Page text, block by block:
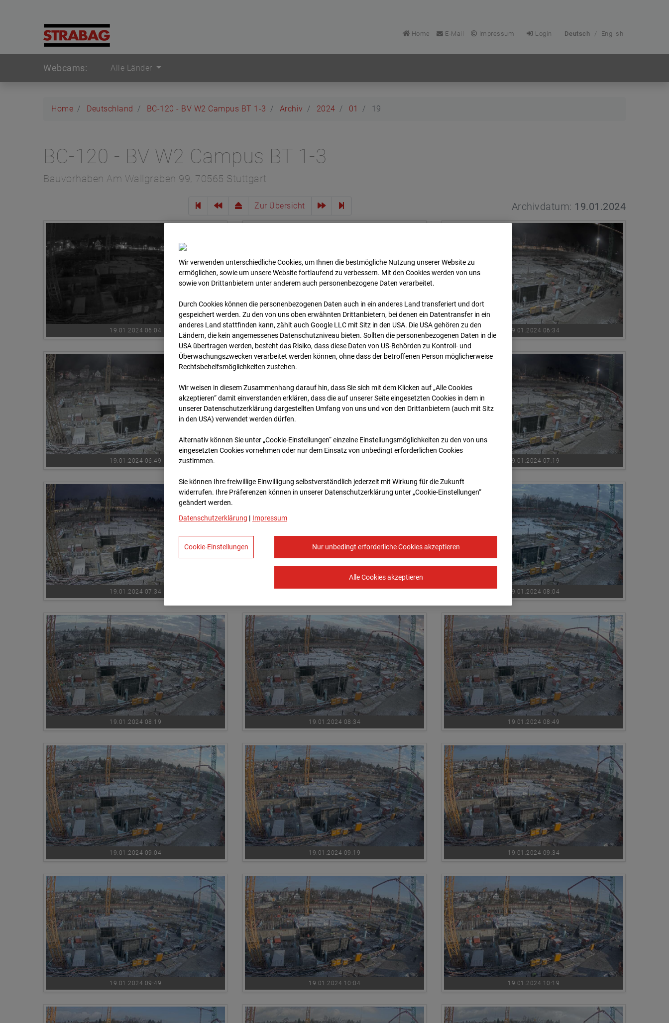
Home E-Mail Impressum Login Deutsch / English
Webcams: Alle Länder
Home Deutschland BC-120 - BV W2 Campus BT 1-3 Archiv 2024 01 19
BC-120 - BV W2 Campus BT 1-3
Bauvorhaben Am Wallgraben 99, 70565 Stuttgart
Zur Übersicht Archivdatum: 19.01.2024
19.01.2024 06:04 19.01.2024 06:19 19.01.2024 06:34
19.01.2024 06:49 19.01.2024 07:19
19.01.2024 07:34 19.01.2024 08:04
19.01.2024 08:19 19.01.2024 08:34 19.01.2024 08:49
19.01.2024 09:04 19.01.2024 09:19 19.01.2024 09:34
19.01.2024 09:49 19.01.2024 10:04 19.01.2024 10:19
Wir verwenden unterschiedliche Cookies, um Ihnen die best­mögliche Nutzung unserer Website zu
ermöglichen, sowie um unsere Website fortlaufend zu verbessern. Mit den Cookies werden von uns
sowie von Drittanbietern unter anderem auch personenbezogene Daten verarbeitet.
Durch Cookies können die personenbezogenen Daten auch in ein anderes Land transferiert und dort
gespeichert werden. Zu den von uns oben erwähnten Drittanbietern, bei denen ein Datentransfer in ein
anderes Land stattfinden kann, zählt auch Google LLC mit Sitz in den USA. Die USA gehören zu den
Ländern, die kein angemessenes Datenschutzniveau bieten. Sollten die personenbezogenen Daten in die
USA übertragen werden, besteht das Risiko, dass diese Daten von US-Behörden zu Kontroll- und
Überwachungszwecken verarbeitet werden können, ohne dass der betroffenen Person möglicherweise
Rechtsbehelfsmöglichkeiten zustehen.
Wir weisen in diesem Zusammenhang darauf hin, dass Sie sich mit dem Klicken auf „Alle Cookies
akzeptieren“ damit ein­ver­standen erklären, dass die auf unserer Seite eingesetzten Cookies in dem in
unserer Datenschutzerklärung dargestellten Umfang von uns und von den Drittanbietern (auch mit Sitz
in den USA) verwendet werden dürfen.
Alternativ können Sie unter „Cookie-Einstellungen“ einzelne Einstellungsmöglichkeiten zu den von uns
eingesetzten Cookies vornehmen oder nur dem Einsatz von unbedingt erforderlichen Cookies
zustimmen.
Sie können Ihre freiwillige Einwilligung selbstverständlich jederzeit mit Wirkung für die Zukunft
widerrufen. Ihre Prä­fe­renzen können in unserer Datenschutzerklärung unter „Cookie-Einstellungen“
geändert werden.
Datenschutzerklärung | Impressum
Nur unbedingt erforderliche Cookies akzeptieren
Alle Cookies akzeptieren
Cookie-Einstellungen